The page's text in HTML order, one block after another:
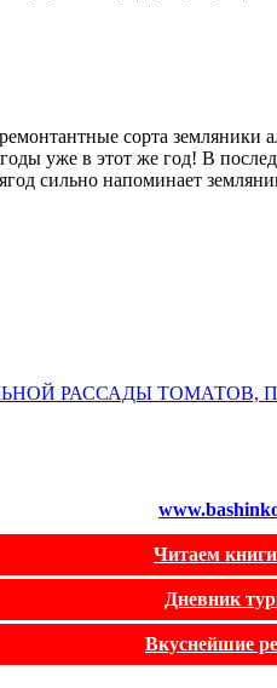
сорта
уже в этот же год! В
сильно напоминает
РАССАДЫ ТОМАТОВ,
Читаем
Дневник
Вкуснейшие